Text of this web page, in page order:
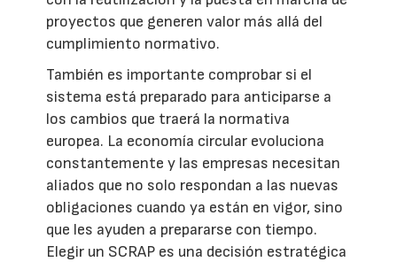
proyectos que generen valor más allá del
cumplimiento normativo.
También es importante comprobar si el
sistema está preparado para anticiparse a
los cambios que traerá la normativa
europea. La economía circular evoluciona
constantemente y las empresas necesitan
aliados que no solo respondan a las nuevas
obligaciones cuando ya están en vigor, sino
que les ayuden a prepararse con tiempo.
Elegir un SCRAP es una decisión estratégica